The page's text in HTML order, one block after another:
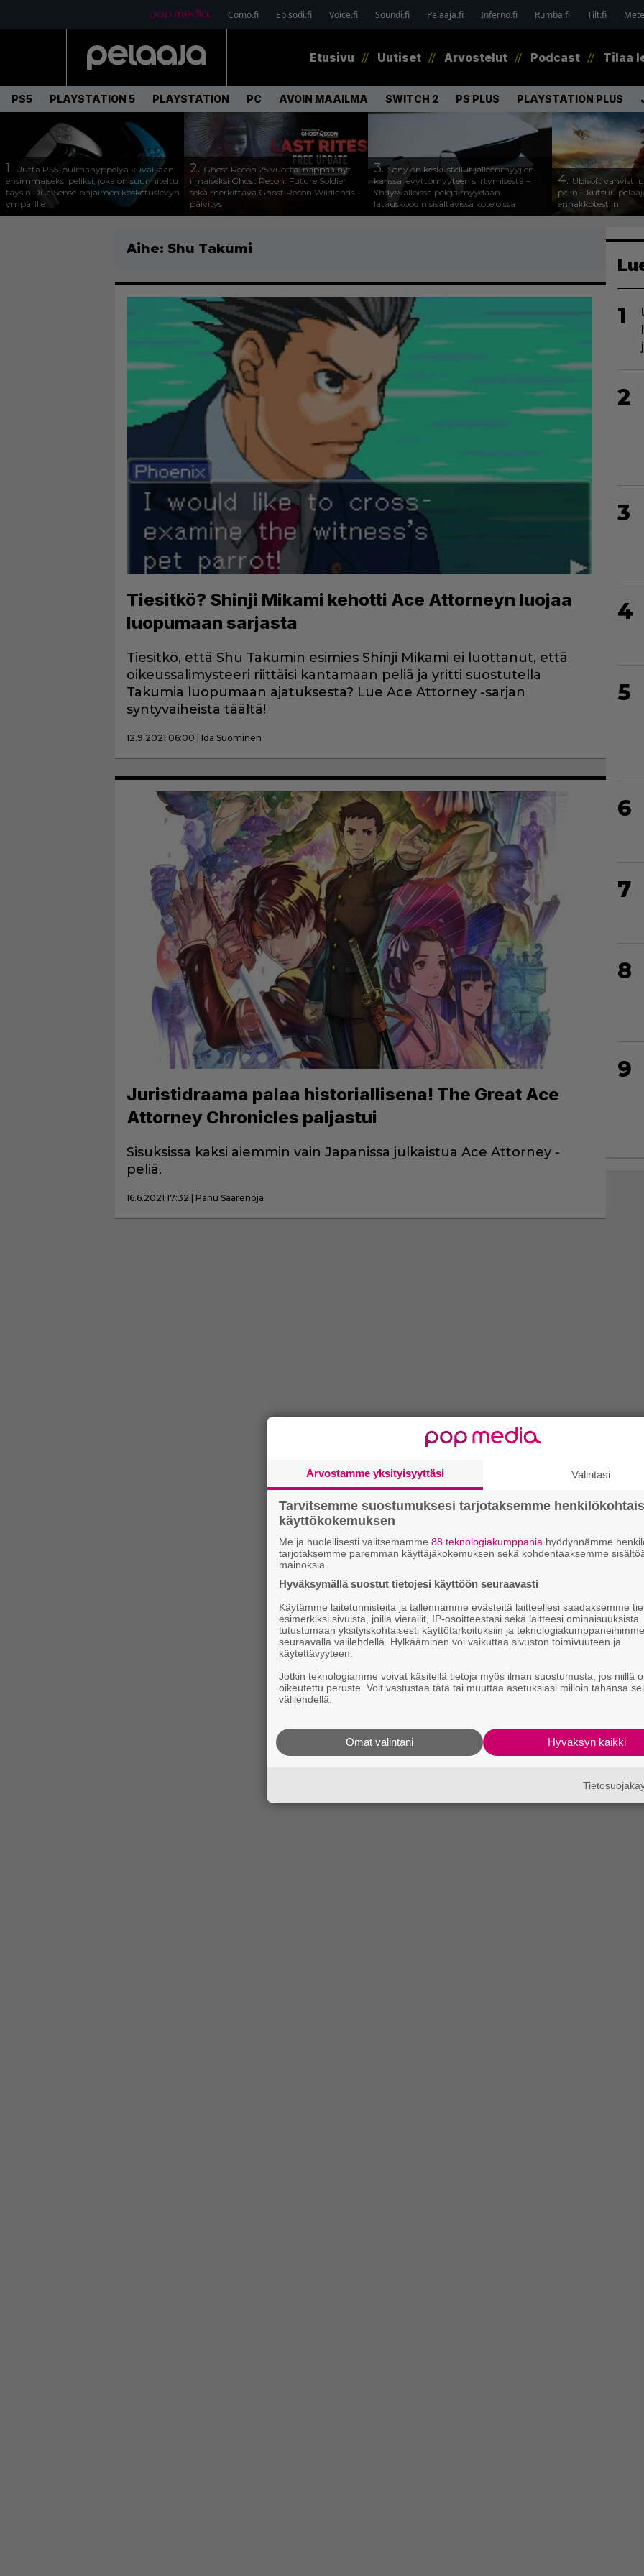
Como.fi Episodi.fi Voice.fi Soundi.fi Pelaaja.fi Inferno.fi Rumba.fi Tilt.fi
Etusivu Uutiset Arvostelut Podcast Tilaa
PS5 PLAYSTATION 5 PLAYSTATION PC AVOIN MAAILMA SWITCH 2 PS PLUS PLAYSTATION PLUS
1. Uutta PS5-pulmahyppelyä kuvaillaan
ensimmäiseksi peliksi, joka on suunniteltu
täysin DualSense-ohjaimen kosketuslevyn
ympärille
2. Ghost Recon 25 vuotta: nappaa nyt
ilmaiseksi Ghost Recon: Future Soldier
sekä merkittävä Ghost Recon Wildlands -
päivitys
3.Sony on keskustellut jälleenmyyjien
kanssa levyttömyyteen siirtymisestä –
Yhdysvalloissa pelejä myydään
latauskoodin sisältävissä koteloissa
4. Ubisoft vahvisti
pelin – kutsuu
ennakkotestiin
Aihe: Shu Takumi
Tiesitkö? Shinji Mikami kehotti Ace Attorneyn luojaa
luopumaan sarjasta
Tiesitkö, että Shu Takumin esimies Shinji Mikami ei luottanut, että
oikeussalimysteeri riittäisi kantamaan peliä ja yritti suostutella
Takumia luopumaan ajatuksesta? Lue Ace Attorney -sarjan
syntyvaiheista täältä!
12.9.2021 06:00 | Ida Suominen
Juristidraama palaa historiallisena! The Great Ace
Attorney Chronicles paljastui
Sisuksissa kaksi aiemmin vain Japanissa julkaistua Ace Attorney -
peliä.
16.6.2021 17:32 | Panu Saarenoja
1
2
3
4
5
6
7
8
9
Arvostamme yksityisyyttäsi Valintasi
Tarvitsemme suostumuksesi tarjotaksemme
käyttökokemuksen
Me ja huolellisesti valitsemamme 88 teknologiakumppania hyödynnämme
tarjotaksemme paremman käyttäjäkokemuksen sekä kohdentaaksemme
mainoksia.
Hyväksymällä suostut tietojesi käyttöön seuraavasti
Käytämme laitetunnisteita ja tallennamme evästeitä laitteellesi saadaksemme
esimerkiksi sivuista, joilla vierailit, IP-osoitteestasi sekä laitteesi
tutustumaan yksityiskohtaisesti käyttötarkoituksiin ja teknologiakumppaneihimme
seuraavalla välilehdellä. Hylkääminen voi vaikuttaa sivuston toimivuuteen ja
käytettävyyteen.
Jotkin teknologiamme voivat käsitellä tietoja myös ilman suostumusta, jos niillä
oikeutettu peruste. Voit vastustaa tätä tai muuttaa asetuksiasi milloin tahansa
välilehdellä.
Hyväksyn kaikki
Omat valintani